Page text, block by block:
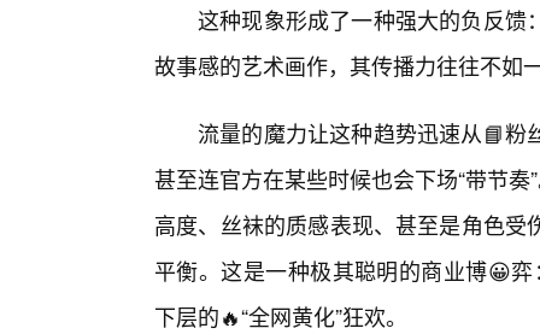
这种现象形成了一种强大的负反馈
故事感的艺术画作，其传播力往往不如
流量的魔力让这种趋势迅速从📘
甚至连官方在某些时候也会下场“带节
高度、丝袜的质感表现、甚至是角色
平衡。这是一种极其聪明的商业博😀
下层的🔥“全网黄化”狂欢。